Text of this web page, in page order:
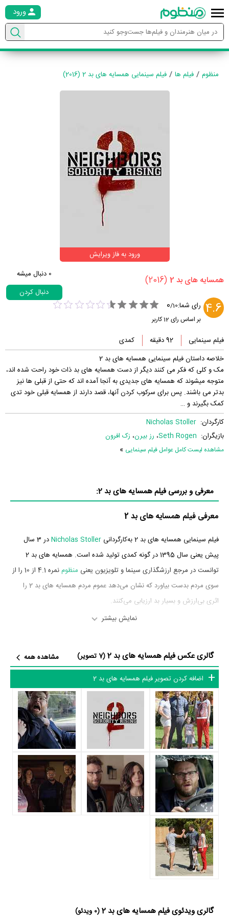
ورود
منظوم فیلم ها فیلم سینمایی همسایه های بد 2 (2016)
ورود به فاز ویرایش
‏همسایه های بد 2‏ (2016)
0 دنبال میشه
دنبال کردن
4.6 رای شما: 0/10
بر اساس رای 12کاربر
فیلم سینمایی 92 دقیقه
کمدی
خلاصه داستان فیلم سینمایی همسایه های بد 2
مک و کلی که فکر می کنند دیگر از دست همسایه های بد ذات خود راحت شده اند،
متوجه میشوند که همسایه های جدیدی به آنجا آمده اند که حتی از قبلی ها نیز
بدتر می باشند. پس برای سرکوب کردن آنها، قصد دارند از همسایه قبلی خود تدی
کمک بگیرند و …
کارگردان: Nicholas Stoller
بازیگران: Seth Rogen، رز بیرن، زک افرون
مشاهده لیست کامل عوامل فیلم سینمایی »
معرفی و بررسی فیلم همسایه های بد 2:
معرفی فیلم همسایه های بد 2
فیلم سینمایی همسایه های بد 2 به‌کارگردانی Nicholas Stoller
در 3 سال
پیش یعنی سال 1395 در گونه کمدی تولید شده است. همسایه های بد 2
توانست در مرجع ارزشگذاری سینما و تلویزیون یعنی منظوم
نمره 4.1 از 10 را از
سوی مردم بدست بیاورد که نشان می‌دهد عموم مردم همسایه های بد 2 را
اثری بی‌ارزش و بسیار بد ارزیابی می‌کنند.
بازیگرانی چونSeth Rogenدر نقش Mac Radner، رز بیرن
در نقش Kelly
Radner، زک افروندر نقش Teddy Sanders،
Shelby، آیک بارینهولتز
در نقش
Beth و
دیو فرانکو
در نقش Pete به ایفای نقش و بازیگری پرداخته‌اند. در فیلم
همسایه های بد 2 حدود 15 بازیگر جلوی دوربین رفته‌اند که از نظر تعداد
بازیگران می‌توان همسایه های بد 2 را یک اثر پربازیگر عنوان کرد. از این‌لحاظ
کارگردانی فیلم همسایه های بد 2 باتوجه به بازی گرفتن از این تعداد بازیگر و
مدیریت آنها کار بسیار دشواری بوده است؛ باید بررسی کرد آیا Nicholas
Stollerبه‌عنوان کارگردان و به‌عنوان بازیگردان و همچنین تیم بازیگری همسایه
های بد 2 توانسته‌اند در این زمینه موفق باشند و بازی‌های درخشانی را نمایش
دهند؟
از دیگر بازیگران فیلم همسایه های بد 2 می‌توان به
نقش Garf،Christopher Mintz-Plasse
Feldsteinدر نقش Nora،Clara Mamet
Awkwafinaدر نقش Christine،
نقش Stella اشاره کرد.
نمایش بیشتر
گالری عکس فیلم همسایه های بد 2 (7 تصویر)
مشاهده همه
اضافه کردن تصویر فیلم همسایه های بد 2
گالری ویدئوی فیلم همسایه های بد 2
(0 ویدئو)